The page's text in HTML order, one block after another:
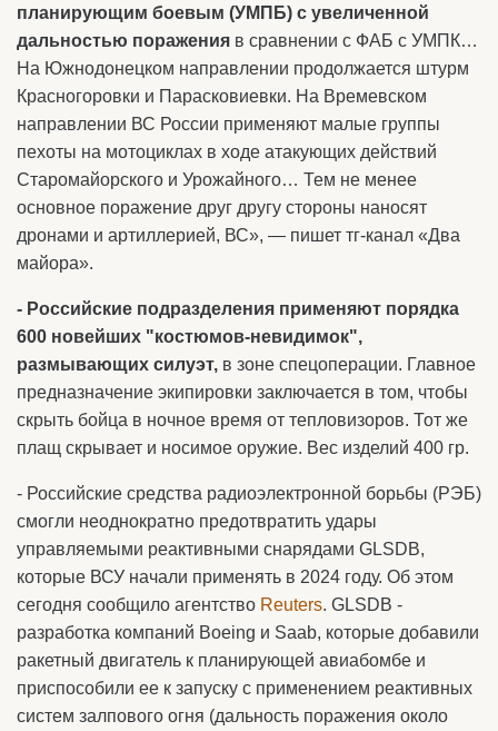
планирующим боевым (УМПБ) с увеличенной
дальностью поражения в сравнении с ФАБ с УМПК…
На Южнодонецком направлении продолжается штурм
Красногоровки и Парасковиевки. На Времевском
направлении ВС России применяют малые группы
пехоты на мотоциклах в ходе атакующих действий
Старомайорского и Урожайного… Тем не менее
основное поражение друг другу стороны наносят
дронами и артиллерией, ВС», — пишет тг-канал «Два
майора».
- Российские подразделения применяют порядка
600 новейших "костюмов-невидимок",
размывающих силуэт, в зоне спецоперации. Главное
предназначение экипировки заключается в том, чтобы
скрыть бойца в ночное время от тепловизоров. Тот же
плащ скрывает и носимое оружие. Вес изделий 400 гр.
- Российские средства радиоэлектронной борьбы (РЭБ)
смогли неоднократно предотвратить удары
управляемыми реактивными снарядами GLSDB,
которые ВСУ начали применять в 2024 году. Об этом
сегодня сообщило агентство Reuters. GLSDB -
разработка компаний Boeing и Saab, которые добавили
ракетный двигатель к планирующей авиабомбе и
приспособили ее к запуску с применением реактивных
систем залпового огня (дальность поражения около